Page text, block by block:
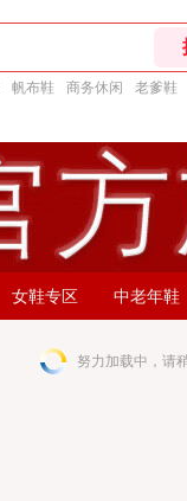
帆布鞋 商务休闲 老爹鞋
女鞋专区 中老年鞋
努力加载中，请